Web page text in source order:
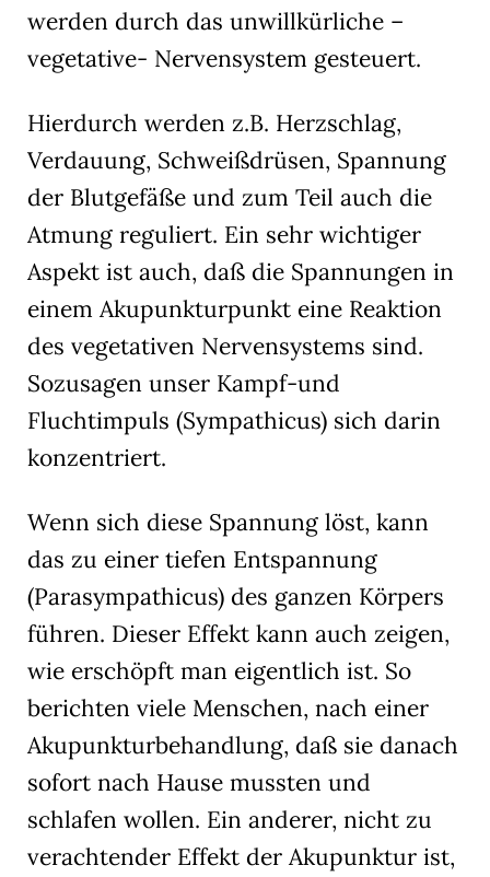
werden durch das unwillkürliche –
vegetative- Nervensystem gesteuert.
Hierdurch werden z.B. Herzschlag,
Verdauung, Schweißdrüsen, Spannung
der Blutgefäße und zum Teil auch die
Atmung reguliert. Ein sehr wichtiger
Aspekt ist auch, daß die Spannungen in
einem Akupunkturpunkt eine Reaktion
des vegetativen Nervensystems sind.
Sozusagen unser Kampf-und
Fluchtimpuls (Sympathicus) sich darin
konzentriert.
Wenn sich diese Spannung löst, kann
das zu einer tiefen Entspannung
(Parasympathicus) des ganzen Körpers
führen. Dieser Effekt kann auch zeigen,
wie erschöpft man eigentlich ist. So
berichten viele Menschen, nach einer
Akupunkturbehandlung, daß sie danach
sofort nach Hause mussten und
schlafen wollen. Ein anderer, nicht zu
verachtender Effekt der Akupunktur ist,